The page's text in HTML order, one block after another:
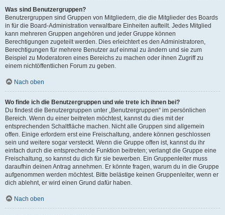
Was sind Benutzergruppen?
Benutzergruppen sind Gruppen von Mitgliedern, die die Mitglieder des Boards
in für die Board-Administration verwaltbare Einheiten aufteilt. Jedes Mitglied
kann mehreren Gruppen angehören und jeder Gruppe können
Berechtigungen zugeteilt werden. Dies erleichtert es den Administratoren,
Berechtigungen für mehrere Benutzer auf einmal zu ändern und sie zum
Beispiel zu Moderatoren eines Bereichs zu machen oder ihnen Zugriff zu
einem nichtöffentlichen Forum zu geben.
Nach oben
Wo finde ich die Benutzergruppen und wie trete ich ihnen bei?
Du findest die Benutzergruppen unter „Benutzergruppen“ im persönlichen
Bereich. Wenn du einer beitreten möchtest, kannst du dies mit der
entsprechenden Schaltfläche machen. Nicht alle Gruppen sind allgemein
offen. Einige erfordern erst eine Freischaltung, andere können geschlossen
sein und weitere sogar versteckt. Wenn die Gruppe offen ist, kannst du ihr
einfach durch die entsprechende Funktion beitreten; verlangt die Gruppe eine
Freischaltung, so kannst du dich für sie bewerben. Ein Gruppenleiter muss
daraufhin deinen Antrag annehmen. Er könnte fragen, warum du in die Gruppe
aufgenommen werden möchtest. Bitte belästige keinen Gruppenleiter, wenn er
dich ablehnt, er wird einen Grund dafür haben.
Nach oben